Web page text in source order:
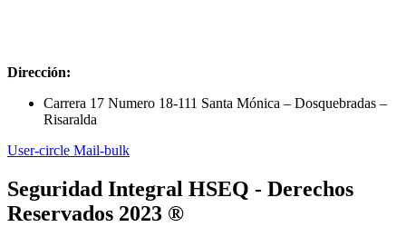
Dirección:
Carrera 17 Numero 18-111 Santa Mónica – Dosquebradas –
Risaralda
User-circle Mail-bulk
Seguridad Integral HSEQ - Derechos
Reservados 2023 ®